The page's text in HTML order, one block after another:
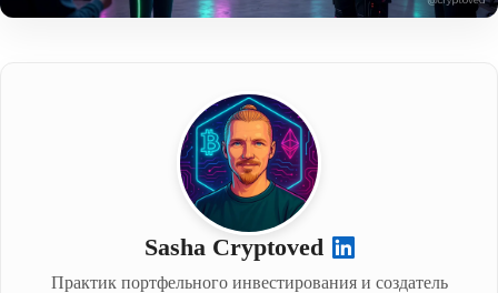
Sasha Cryptoved
Практик портфельного инвестирования и создатель